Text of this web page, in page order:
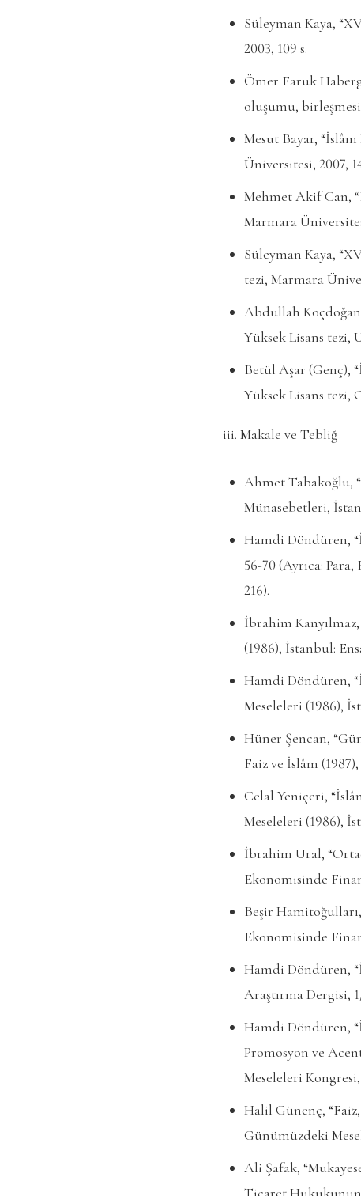
Süleyman Kaya,
2003, 109 s.
Ömer Faruk
oluşumu,
Mesut Bayar,
Üniversitesi, 2007,
Mehmet Akif Can,
Marmara
Süleyman Kaya,
tezi, Marmara
Abdullah
Yüksek Lisans tezi,
Betül Aşar (Genç),
Yüksek Lisans tezi,
iii. Makale ve Tebliğ
Ahmet Tabakoğlu,
Münasebetleri,
Hamdi Döndüren,
56-70 (Ayrıca:
216).
İbrahim
(1986), İstanbul:
Hamdi Döndüren,
Meseleleri (1986),
Hüner Şencan,
Faiz ve İslâm
Celal Yeniçeri,
Meseleleri (1986),
İbrahim Ural,
Ekonomisinde
Beşir
Ekonomisinde
Hamdi Döndüren,
Araştırma Dergisi,
Hamdi Döndüren,
Promosyon ve
Meseleleri
Halil Günenç,
Günümüzdeki
Ali Şafak,